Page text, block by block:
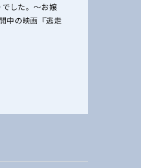
した。〜お嬢
中の映画『逃走